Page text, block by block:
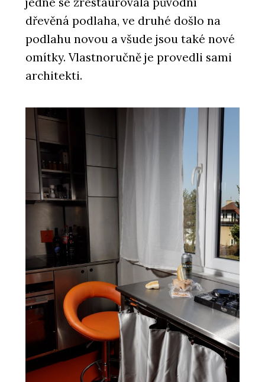
dřevěná podlaha, ve druhé došlo na
podlahu novou a všude jsou také nové
omítky. Vlastnoručně je provedli sami
architekti.